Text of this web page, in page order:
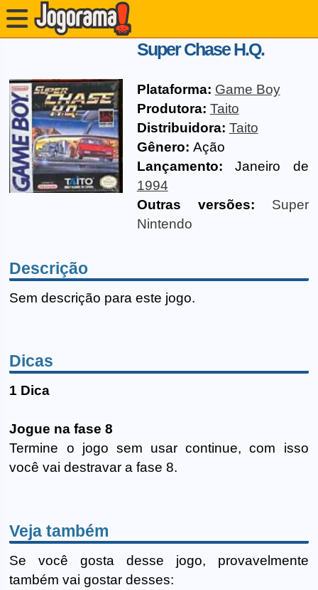
Super Chase H.Q.
Plataforma: Game Boy
Produtora: Taito
Distribuidora: Taito
Gênero: Ação
Lançamento: Janeiro de
1994
Outras versões:
Super
Nintendo
Descrição
Sem descrição para este jogo.
Dicas
1 Dica
Jogue na fase 8
Termine o jogo sem usar continue, com isso
você vai destravar a fase 8.
Veja também
Se você gosta desse jogo, provavelmente
também vai gostar desses: